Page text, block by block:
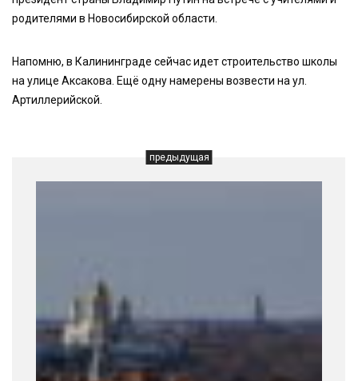
родителями в Новосибирской области.
Напомню, в Калининграде сейчас идет строительство школы
на улице Аксакова. Ещё одну намерены возвести на ул.
Артиллерийской.
предыдущая